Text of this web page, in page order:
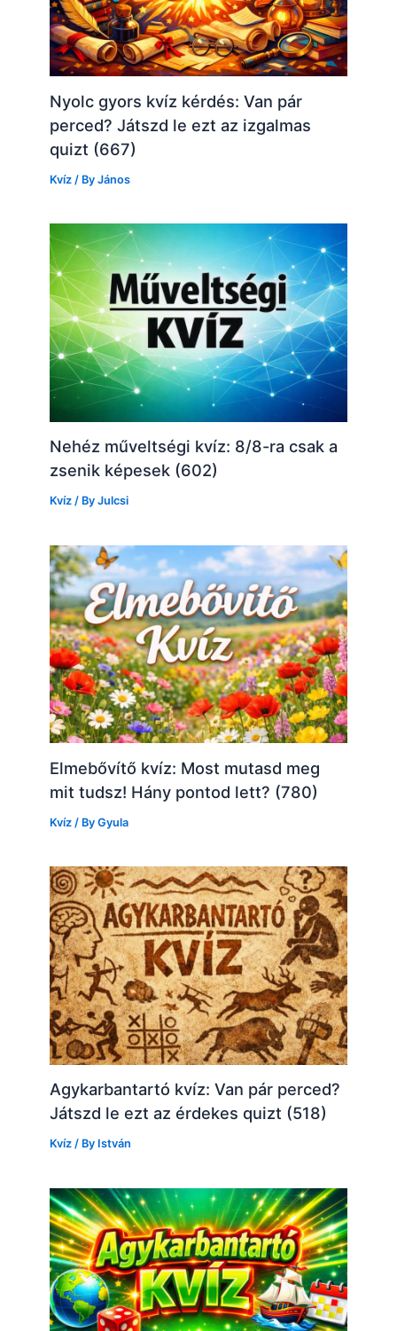
Nyolc gyors kvíz kérdés: Van pár
perced? Játszd le ezt az izgalmas
quizt (667)
Kvíz / ByJános
Nehéz műveltségi kvíz: 8/8-ra csak a
zsenik képesek (602)
Kvíz / ByJulcsi
Elmebővítő kvíz: Most mutasd meg
mit tudsz! Hány pontod lett? (780)
Kvíz / ByGyula
Agykarbantartó kvíz: Van pár perced?
Játszd le ezt az érdekes quizt (518)
Kvíz / By István